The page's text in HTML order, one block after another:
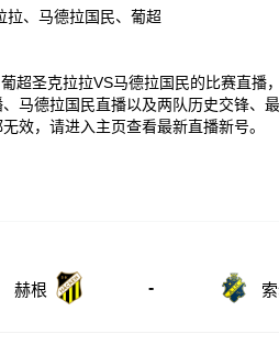
拉、马德拉国民、葡超
超圣克拉拉VS马德拉国民的比赛直播
马德拉国民直播以及两队历史交锋、
效，请进入主页查看最新直播新号。
赫根 -